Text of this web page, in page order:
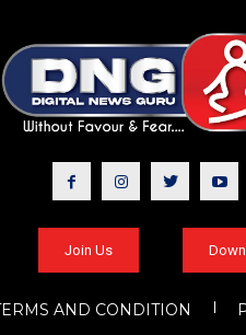
Join Us
AND CONDITION